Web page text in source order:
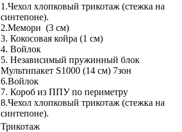
1.Чехол хлопковый трикотаж (стежка на
синтепоне).
2.Мемори (3 см)
3. Кокосовая койра (1 см)
4. Войлок
5. Независимый пружинный блок
Мультипакет S1000 (14 см) 7зон
6.Войлок
7. Короб из ППУ по периметру
8.Чехол хлопковый трикотаж (стежка на
синтепоне).
Трикотаж